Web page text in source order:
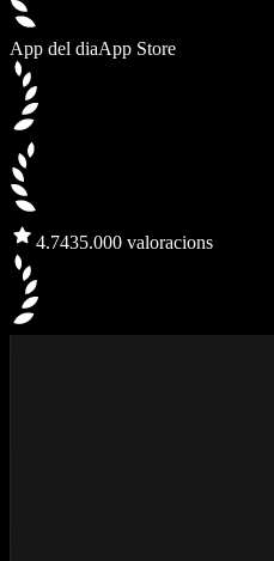
App del diaApp Store
4.7435.000 valoracions